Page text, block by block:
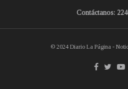
Contáctanos:
© 2024 Diario La Página -